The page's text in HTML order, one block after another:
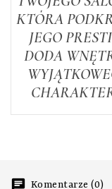
KTÓRA
JEGO
DODA
Komentarze (0)